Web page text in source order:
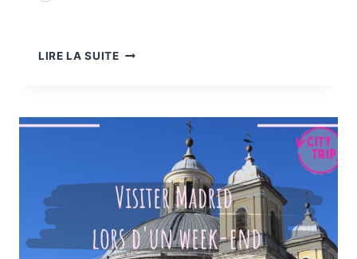
LIRE LA SUITEQUE
CHI
15
IDÉES
POUR
VISITER
SAÏGON